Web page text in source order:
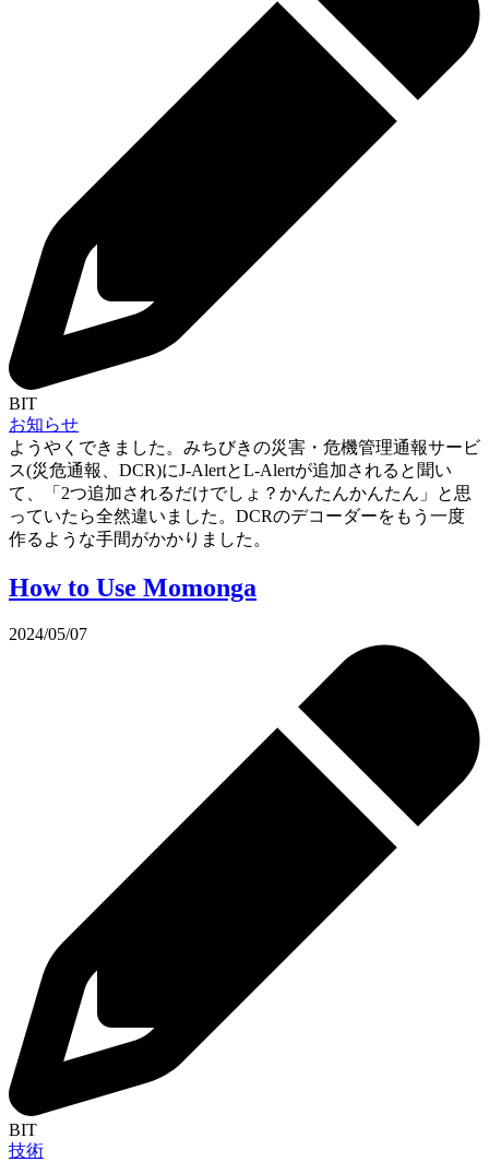
BIT
お知らせ
ようやくできました。みちびきの災害・危機管理通報サービ
ス(災危通報、DCR)にJ-AlertとL-Alertが追加されると聞い
て、「2つ追加されるだけでしょ？かんたんかんたん」と思
っていたら全然違いました。DCRのデコーダーをもう一度
作るような手間がかかりました。
How to Use Momonga
2024/05/07
BIT
技術